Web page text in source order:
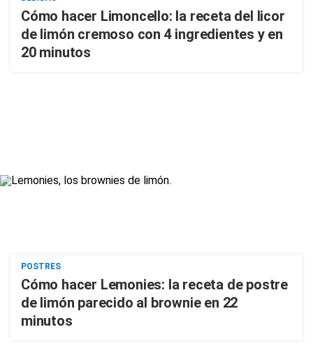
Cómo hacer Limoncello: la receta del licor
de limón cremoso con 4 ingredientes y en
20 minutos
POSTRES
Cómo hacer Lemonies: la receta de postre
de limón parecido al brownie en 22
minutos